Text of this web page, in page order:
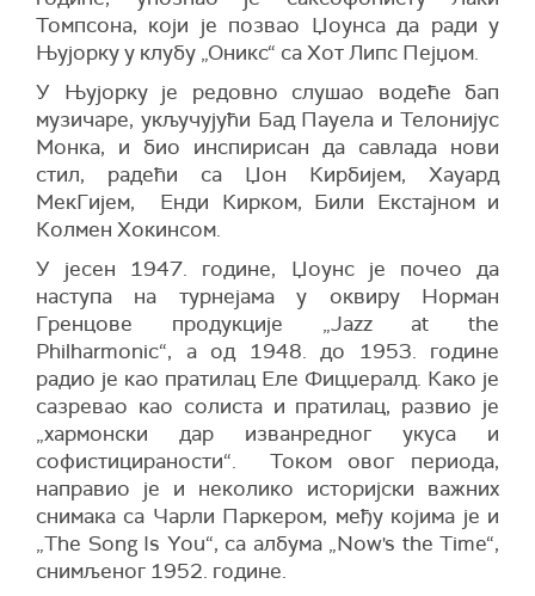
Томпсона, који је позвао Џоунса да ради у
Њујорку у клубу „Оникс“ са Хот Липс Пејџом.
У Њујорку је редовно слушао водеће бап
музичаре, укључујући Бад Пауела и Телонијус
Монка, и био инспирисан да савлада нови
стил, радећи са Џон Кирбијем, Хауард
МекГијем, Енди Кирком, Били Екстајном и
Колмен Хокинсом.
У јесен 1947. године, Џоунс је почео да
наступа на турнејама у оквиру Норман
Гренцове продукције „Jazz at the
Philharmonic“, а од 1948. до 1953. године
радио је као пратилац Еле Фицџералд. Како је
сазревао као солиста и пратилац, развио је
„хармонски дар изванредног укуса и
софистицираности“. Током овог периода,
направио је и неколико историјски важних
снимака са Чарли Паркером, међу којима је и
„The Song Is You“, са албума „Now's the Time“,
снимљеног 1952. године.